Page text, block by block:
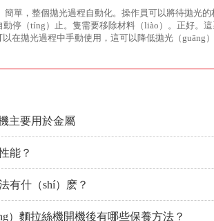
簡單，整個拋光過程自動化。操作員可以將待拋光
停（tíng）止。隻需要移除材料（liào）。正好。
以在拋光過程中手動使用，這可以降低拋光（guāng
主要用於金屬
能？
有什（shí）麽？
）麵拉絲機開機後有哪些保養方法？